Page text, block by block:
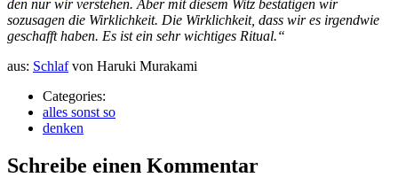
den nur wir verstehen. Aber mit diesem Witz bestätigen wir
sozusagen die Wirklichkeit. Die Wirklichkeit, dass wir es irgendwie
geschafft haben. Es ist ein sehr wichtiges Ritual.“
aus: Schlafvon Haruki Murakami
Categories:
alles sonst so
denken
Schreibe einen Kommentar